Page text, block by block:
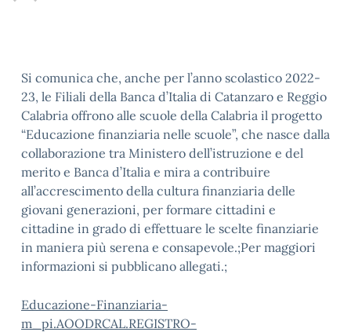
Si comunica che, anche per l’anno scolastico 2022-
23, le Filiali della Banca d’Italia di Catanzaro e Reggio
Calabria offrono alle scuole della Calabria il progetto
“Educazione finanziaria nelle scuole”, che nasce dalla
collaborazione tra Ministero dell’istruzione e del
merito e Banca d’Italia e mira a contribuire
all’accrescimento della cultura finanziaria delle
giovani generazioni, per formare cittadini e
cittadine in grado di effettuare le scelte finanziarie
in maniera più serena e consapevole.;Per maggiori
informazioni si pubblicano allegati.;
Educazione-Finanziaria-
m_pi.AOODRCAL.REGISTRO-